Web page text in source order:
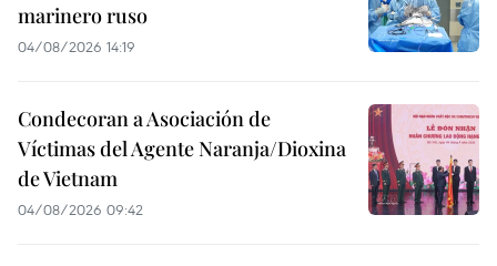
marinero ruso
04/08/2026 14:19
Condecoran a Asociación de
Víctimas del Agente Naranja/Dioxina
de Vietnam
04/08/2026 09:42